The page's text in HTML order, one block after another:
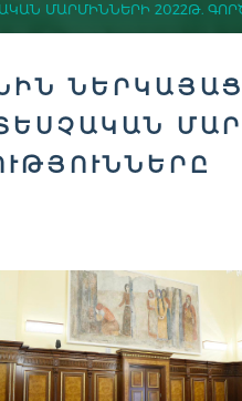
ՄԱՐՄԻՆՆԵՐԻ 2022Թ.